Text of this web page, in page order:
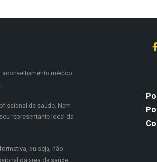
médico.
de saúde. Nem
representante local da
ou seja, não
da área de saúde.